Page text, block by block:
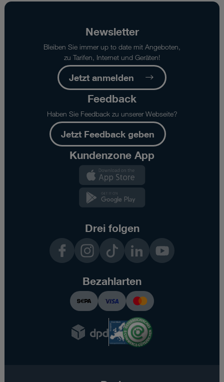
Newsletter
Bleiben Sie immer up to date mit Angeboten,
zu Tarifen, Internet und Geräten!
Jetzt anmelden
Feedback
Haben Sie Feedback zu unserer Webseite?
Jetzt Feedback geben
Kundenzone App
Drei folgen
InstagramTikTok LinkedIn YouTube
Bezahlarten